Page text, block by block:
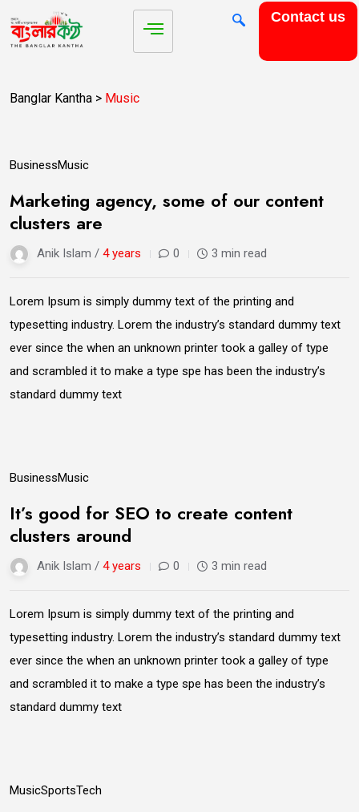
Contact us
Banglar Kantha > Music
14
BusinessMusic
Marketing agency, some of our content
clusters are
Anik Islam / 4 years 0 3 min read
Lorem Ipsum is simply dummy text of the printing and
typesetting industry. Lorem the industry’s standard dummy text
ever since the when an unknown printer took a galley of type
and scrambled it to make a type spe has been the industry’s
standard dummy text
14
BusinessMusic
It’s good for SEO to create content
clusters around
Anik Islam / 4 years 0 3 min read
Lorem Ipsum is simply dummy text of the printing and
typesetting industry. Lorem the industry’s standard dummy text
ever since the when an unknown printer took a galley of type
and scrambled it to make a type spe has been the industry’s
standard dummy text
14
MusicSportsTech